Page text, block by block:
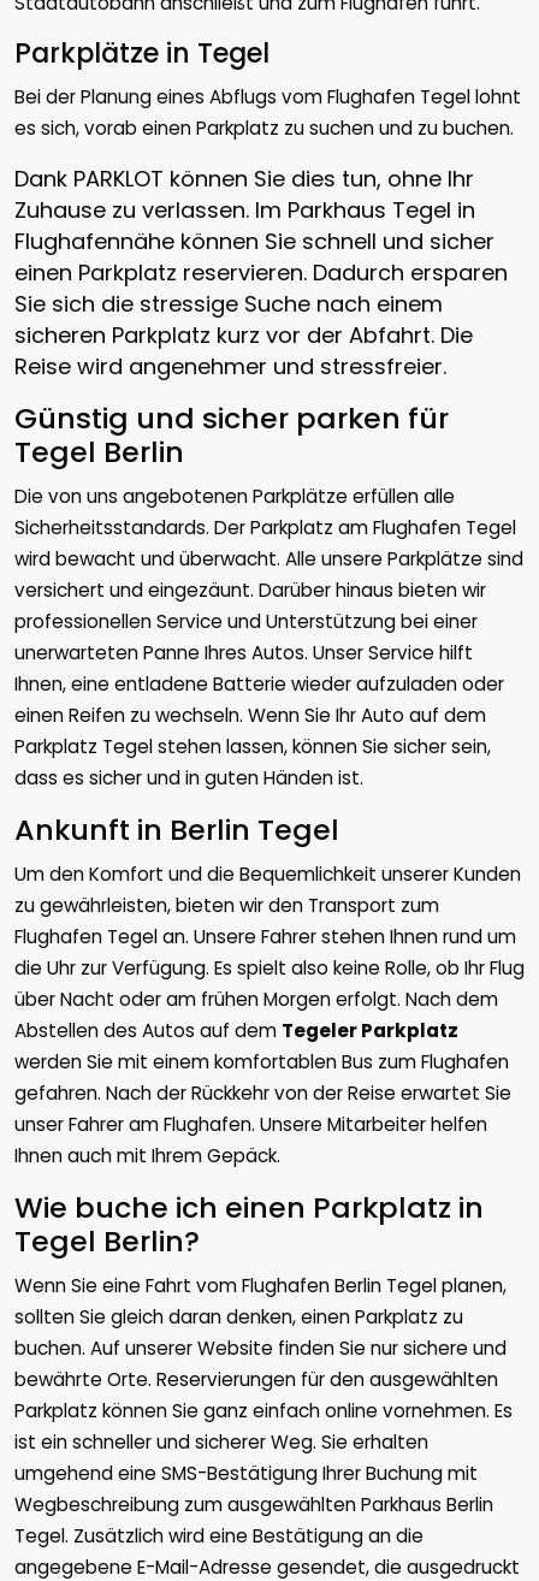
Parkplätze in Tegel
Bei der Planung eines Abflugs vom Flughafen Tegel lohnt
es sich, vorab einen Parkplatz zu suchen und zu buchen.
Dank PARKLOT können Sie dies tun, ohne Ihr
Zuhause zu verlassen. Im Parkhaus Tegel in
Flughafennähe können Sie schnell und sicher
einen Parkplatz reservieren. Dadurch ersparen
Sie sich die stressige Suche nach einem
sicheren Parkplatz kurz vor der Abfahrt. Die
Reise wird angenehmer und stressfreier.
Günstig und sicher parken für
Tegel Berlin
Die von uns angebotenen Parkplätze erfüllen alle
Sicherheitsstandards. Der Parkplatz am Flughafen Tegel
wird bewacht und überwacht. Alle unsere Parkplätze sind
versichert und eingezäunt. Darüber hinaus bieten wir
professionellen Service und Unterstützung bei einer
unerwarteten Panne Ihres Autos. Unser Service hilft
Ihnen, eine entladene Batterie wieder aufzuladen oder
einen Reifen zu wechseln. Wenn Sie Ihr Auto auf dem
Parkplatz Tegel stehen lassen, können Sie sicher sein,
dass es sicher und in guten Händen ist.
Ankunft in Berlin Tegel
Um den Komfort und die Bequemlichkeit unserer Kunden
zu gewährleisten, bieten wir den Transport zum
Flughafen Tegel an. Unsere Fahrer stehen Ihnen rund um
die Uhr zur Verfügung. Es spielt also keine Rolle, ob Ihr Flug
über Nacht oder am frühen Morgen erfolgt. Nach dem
Abstellen des Autos auf dem Tegeler Parkplatz
werden Sie mit einem komfortablen Bus zum Flughafen
gefahren. Nach der Rückkehr von der Reise erwartet Sie
unser Fahrer am Flughafen. Unsere Mitarbeiter helfen
Ihnen auch mit Ihrem Gepäck.
Wie buche ich einen Parkplatz in
Tegel Berlin?
Wenn Sie eine Fahrt vom Flughafen Berlin Tegel planen,
sollten Sie gleich daran denken, einen Parkplatz zu
buchen. Auf unserer Website finden Sie nur sichere und
bewährte Orte. Reservierungen für den ausgewählten
Parkplatz können Sie ganz einfach online vornehmen. Es
ist ein schneller und sicherer Weg. Sie erhalten
umgehend eine SMS-Bestätigung Ihrer Buchung mit
Wegbeschreibung zum ausgewählten Parkhaus Berlin
Tegel. Zusätzlich wird eine Bestätigung an die
angegebene E-Mail-Adresse gesendet, die ausgedruckt